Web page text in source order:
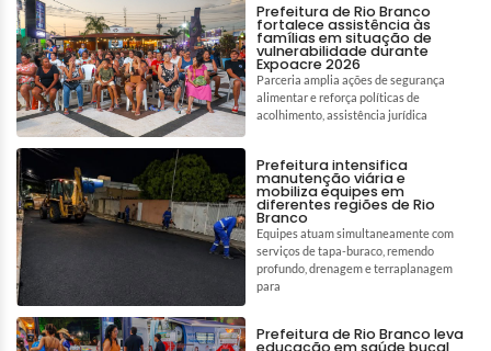
Prefeitura de Rio Branco
fortalece assistência às
famílias em situação de
vulnerabilidade durante
Expoacre 2026
Parceria amplia ações de segurança
alimentar e reforça políticas de
acolhimento, assistência jurídica
Prefeitura intensifica
manutenção viária e
mobiliza equipes em
diferentes regiões de Rio
Branco
Equipes atuam simultaneamente com
serviços de tapa-buraco, remendo
profundo, drenagem e terraplanagem
para
Prefeitura de Rio Branco leva
educação em saúde bucal